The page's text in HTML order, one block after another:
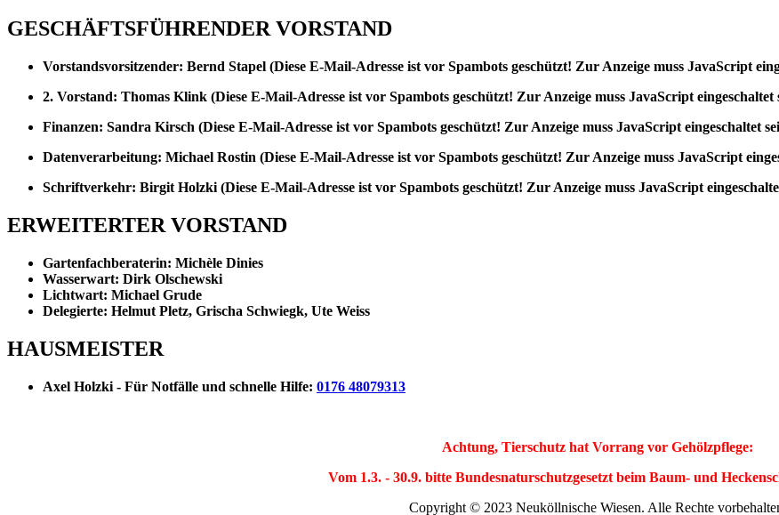
GESCHÄFTSFÜHRENDER VORSTAND
Vorstandsvorsitzender: Bernd Stapel (Diese E-Mail-Adresse ist vor Spambots geschützt! Zur Anzeige muss JavaScript
2. Vorstand: Thomas Klink (Diese E-Mail-Adresse ist vor Spambots geschützt! Zur Anzeige muss JavaScript eingeschaltet
Finanzen: Sandra Kirsch (Diese E-Mail-Adresse ist vor Spambots geschützt! Zur Anzeige muss JavaScript eingeschaltet
Datenverarbeitung: Michael Rostin (Diese E-Mail-Adresse ist vor Spambots geschützt! Zur Anzeige muss JavaScript
Schriftverkehr: Birgit Holzki (Diese E-Mail-Adresse ist vor Spambots geschützt! Zur Anzeige muss JavaScript
ERWEITERTER VORSTAND
Gartenfachberaterin: Michèle Dinies
Wasserwart: Dirk Olschewski
Lichtwart: Michael Grude
Delegierte: Helmut Pletz, Grischa Schwiegk, Ute Weiss
HAUSMEISTER
Axel Holzki - Für Notfälle und schnelle Hilfe: 0176 48079313
Achtung, Tierschutz hat Vorrang vor Gehölzpflege:
Vom 1.3. - 30.9. bitte Bundesnaturschutzgesetzt beim Baum- und
Copyright © 2023 Neuköllnische Wiesen. Alle Rechte